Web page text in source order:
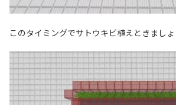
このタイミングでサトウキビ植えときましょ